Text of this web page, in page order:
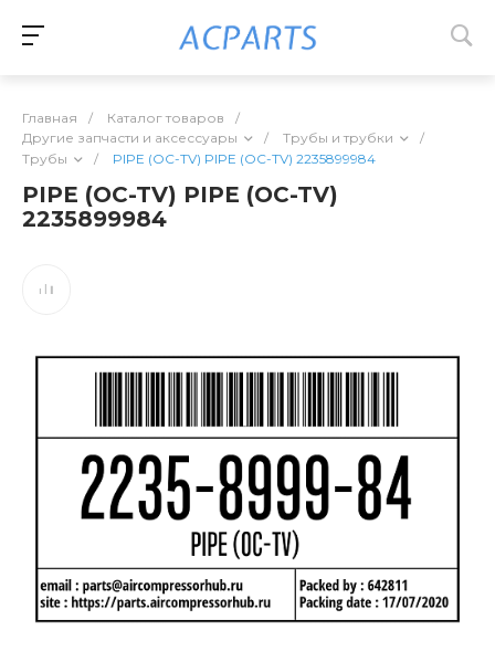
Главная / Каталог товаров
/
Другие запчасти и аксессуары
/ Трубы и трубки
/
Трубы
/ PIPE (OC-TV) PIPE (OC-TV) 2235899984
PIPE (OC-TV) PIPE (OC-TV)
2235899984